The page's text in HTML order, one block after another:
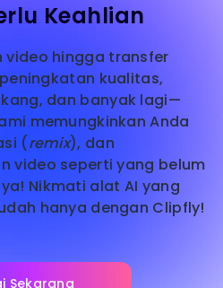
Keahlian
video hingga transfer
kualitas,
dan banyak lagi—
memungkinkan Anda
(remix), dan
video seperti yang belum
Nikmati alat AI yang
hanya dengan Clipfly!
Sekarang